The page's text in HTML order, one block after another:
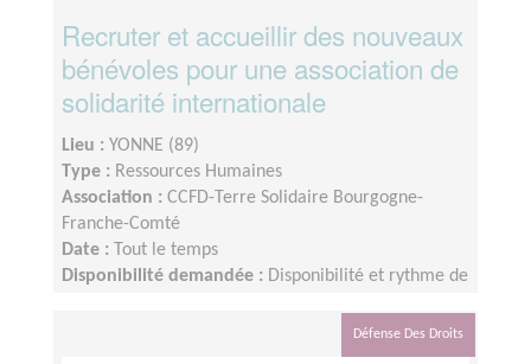
Recruter et accueillir des nouveaux
bénévoles pour une association de
solidarité internationale
Lieu : YONNE (89)
Type : Ressources Humaines
Association : CCFD-Terre Solidaire Bourgogne-
Franche-Comté
Date :
Tout le temps
Disponibilité demandée : Disponibilité et rythme de
l’arrivée des contacts de nouveaux.elles bénévoles
potentiel.le.s. Durée de la mission : souhaité
Défense Des Droits